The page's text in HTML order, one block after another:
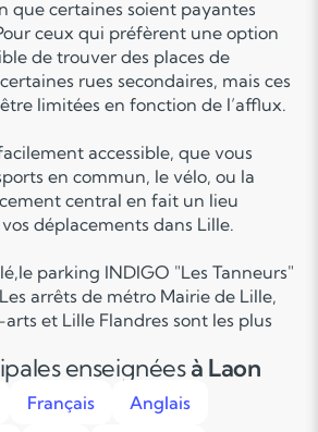
que certaines soient payantes
ceux qui préfèrent une option
de trouver des places de
rues secondaires, mais ces
limitées en fonction de l’afflux.
accessible, que vous
en commun, le vélo, ou la
central en fait un lieu
déplacements dans Lille.
parking INDIGO "Les Tanneurs"
arrêts de métro Mairie de Lille,
et Lille Flandres sont les plus
enseignéesà Laon
Français Anglais